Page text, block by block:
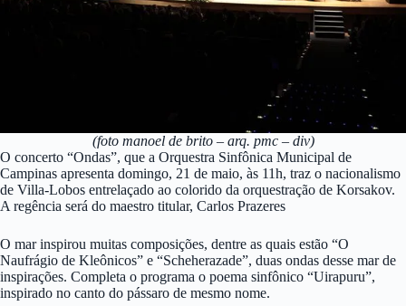
(foto manoel de brito – arq. pmc – div)
O concerto “Ondas”, que a Orquestra Sinfônica Municipal de
Campinas apresenta domingo, 21 de maio, às 11h, traz o nacionalismo
de Villa-Lobos entrelaçado ao colorido da orquestração de Korsakov.
A regência será do maestro titular, Carlos Prazeres
O mar inspirou muitas composições, dentre as quais estão “O
Naufrágio de Kleônicos” e “Scheherazade”, duas ondas desse mar de
inspirações. Completa o programa o poema sinfônico “Uirapuru”,
inspirado no canto do pássaro de mesmo nome.